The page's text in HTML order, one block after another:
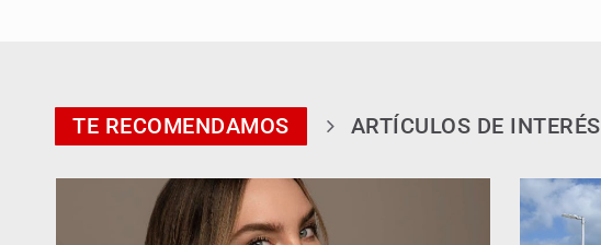
TE RECOMENDAMOS ARTÍCULOS DE INTERÉS